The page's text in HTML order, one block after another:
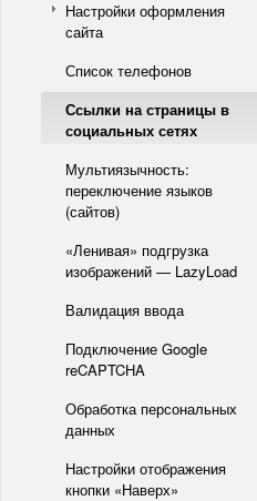
Настройки оформления
сайта
Список телефонов
Ссылки на страницы в
социальных сетях
Мультиязычность:
переключение языков
(сайтов)
«Ленивая» подгрузка
изображений — LazyLoad
Валидация ввода
Подключение Google
reCAPTCHA
Обработка персональных
данных
Настройки отображения
кнопки «Наверх»